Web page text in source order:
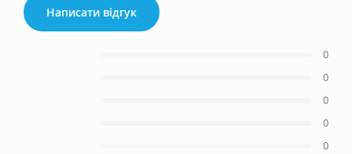
Написати відгук
0
0
0
0
0